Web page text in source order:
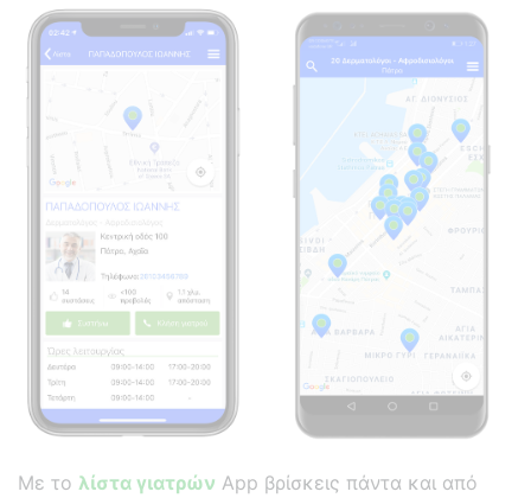
Με το λίστα γιατρών App βρίσκεις πάντα και από